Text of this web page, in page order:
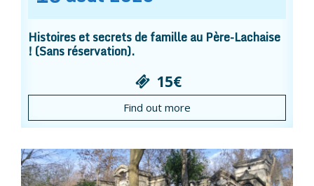
Histoires et secrets de famille au Père-Lachaise
! (Sans réservation).
15€
Find out more